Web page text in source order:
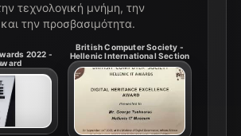
τεχνολογική μνήμη, την
την προσβασιμότητα.
2022 -
British Computer Society -
Hellenic International Section